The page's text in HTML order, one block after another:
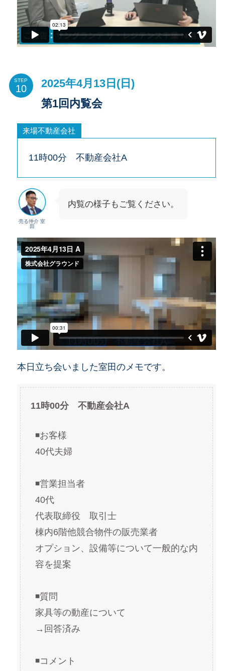
STEP
2025年4月13日(日)
第1回内覧会
来場不動産会社
11時00分 不動産会社A
売る仲介 室
田
内覧の様子もご覧ください。
本日立ち会いました室田のメモです。
11時00分 不動産会社A
◾️お客様
40代夫婦
◾️営業担当者
40代
代表取締役　取引士
棟内6階他競合物件の販売業者
オプション、設備等について一般的な内
容を提案
◾️質問
家具等の動産について
→回答済み
◾️コメント